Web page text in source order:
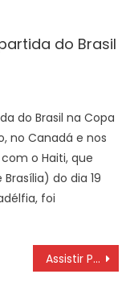
do Brasil
do Brasil na Copa
no Canadá e nos
o Haiti, que
do dia 19
foi
Assistir Palmeiras x Flamengo pela Libertadores da América 2021 ao vivo e grátis na internet (online) SÁBADO (27/11) às 17 hs